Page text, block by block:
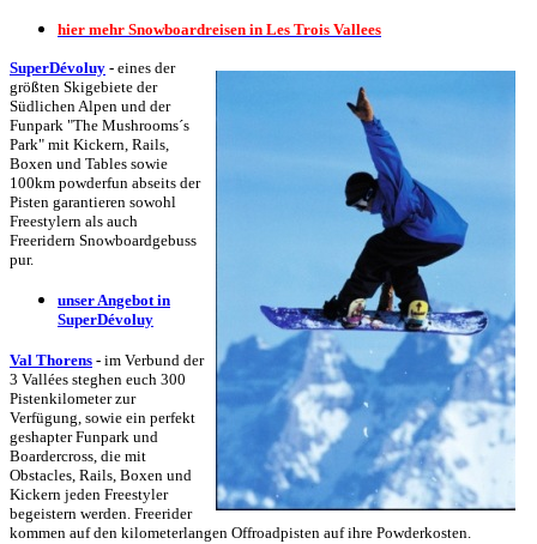
hier mehr Snowboardreisen in Les Trois Vallees
SuperDévoluy - eines der
größten Skigebiete der
Südlichen Alpen und der
Funpark "The Mushrooms´s
Park" mit Kickern, Rails,
Boxen und Tables sowie
100km powderfun abseits der
Pisten garantieren sowohl
Freestylern als auch
Freeridern Snowboardgebuss
pur.
unser Angebot in
SuperDévoluy
Val Thorens - im Verbund der
3 Vallées steghen euch 300
Pistenkilometer zur
Verfügung, sowie ein perfekt
geshapter Funpark und
Boardercross, die mit
Obstacles, Rails, Boxen und
Kickern jeden Freestyler
begeistern werden. Freerider
kommen auf den kilometerlangen Offroadpisten auf ihre Powderkosten.